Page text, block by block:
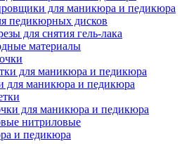
для маникюра и педикюра
педикюрных дисков
для снятия гель-лака
материалы
для маникюра и педикюра
для маникюра и педикюра
для маникюра и педикюра
нитриловые
и педикюра